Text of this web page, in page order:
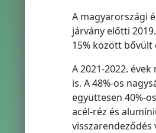
A magyarországi
járvány előtti
15% között bővült
A 2021-2022.
is. A 48%-os
együttesen 40%-
acél-réz és
visszarendeződés